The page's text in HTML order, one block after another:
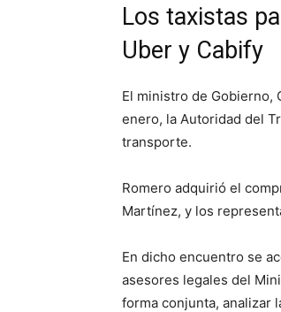
Los taxistas
Uber y Cabify
El ministro de Gobierno,
enero, la Autoridad del
transporte.
Romero adquirió el
Martínez, y los
En dicho encuentro se
asesores legales del
forma conjunta, analizar